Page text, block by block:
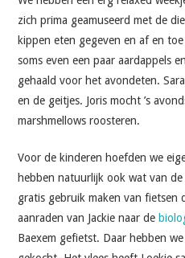
zich prima geamuseerd met de
kippen eten gegeven en af en
soms even een paar aardappels
gehaald voor het avondeten.
en de geitjes. Joris mocht ’s
marshmellows roosteren.
Voor de kinderen hoefden we
hebben natuurlijk ook wat van
gratis gebruik maken van fietsen
aanraden van Jackie naar de
Baexem gefietst. Daar hebben